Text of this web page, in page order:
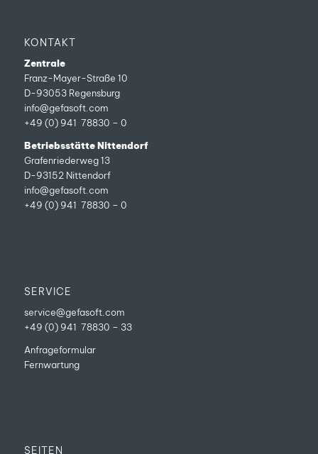
KONTAKT
Zentrale
Franz-Mayer-Straße 10
D-93053 Regensburg
info@gefasoft.com
+49 (0) 941 78830 – 0
Betriebsstätte Nittendorf
Grafenriederweg 13
D-93152 Nittendorf
info@gefasoft.com
+49 (0) 941 78830 – 0
SERVICE
service@gefasoft.com
+49 (0) 941 78830 – 33
Anfrageformular
Fernwartung
SEITEN